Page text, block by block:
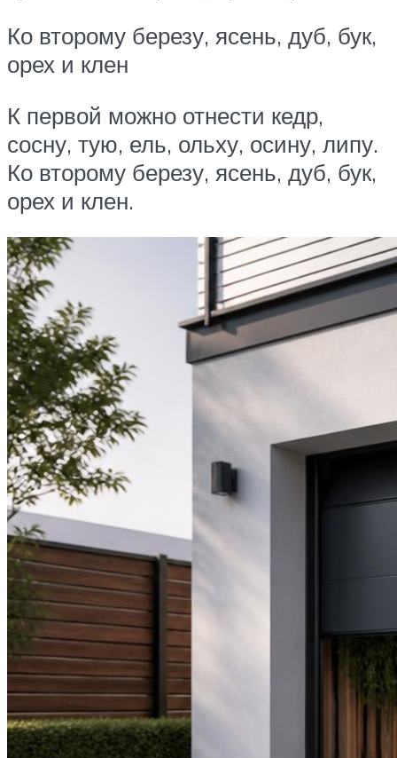
Ко второму березу, ясень, дуб, бук,
орех и клен
К первой можно отнести кедр,
сосну, тую, ель, ольху, осину, липу.
Ко второму березу, ясень, дуб, бук,
орех и клен.